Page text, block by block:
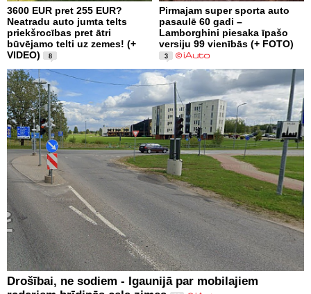
3600 EUR pret 255 EUR?
Neatradu auto jumta telts
priekšrocības pret ātri
būvējamo telti uz zemes! (+
VIDEO)
8
Pirmajam super sporta auto
pasaulē 60 gadi –
Lamborghini piesaka īpašo
versiju 99 vienībās (+ FOTO)
3
Drošībai, ne sodiem - Igaunijā par mobilajiem